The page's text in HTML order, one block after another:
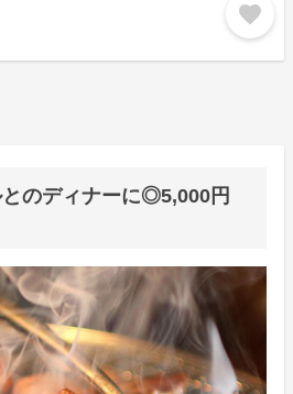
favorite
のディナーに◎5,000円